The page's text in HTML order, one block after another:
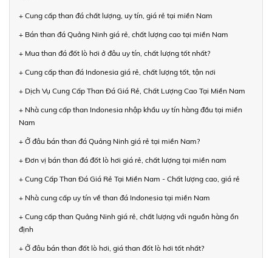
+ Cung cấp than đá chất lượng, uy tín, giá rẻ tại miền Nam
+ Bán than đá Quảng Ninh giá rẻ, chất lượng cao tại miền Nam
+ Mua than đá đốt lò hơi ở đâu uy tín, chất lượng tốt nhất?
+ Cung cấp than đá Indonesia giá rẻ, chất lượng tốt, tận nơi
+ Dịch Vụ Cung Cấp Than Đá Giá Rẻ, Chất Lượng Cao Tại Miền Nam
+ Nhà cung cấp than Indonesia nhập khẩu uy tín hàng đầu tại miền
Nam
+ Ở đâu bán than đá Quảng Ninh giá rẻ tại miền Nam?
+ Đơn vị bán than đá đốt lò hơi giá rẻ, chất lượng tại miền nam
+ Cung Cấp Than Đá Giá Rẻ Tại Miền Nam - Chất lượng cao, giá rẻ
+ Nhà cung cấp uy tín về than đá Indonesia tại miền Nam
+ Cung cấp than Quảng Ninh giá rẻ, chất lượng với nguồn hàng ổn
định
+ Ở đâu bán than đốt lò hơi, giá than đốt lò hơi tốt nhất?